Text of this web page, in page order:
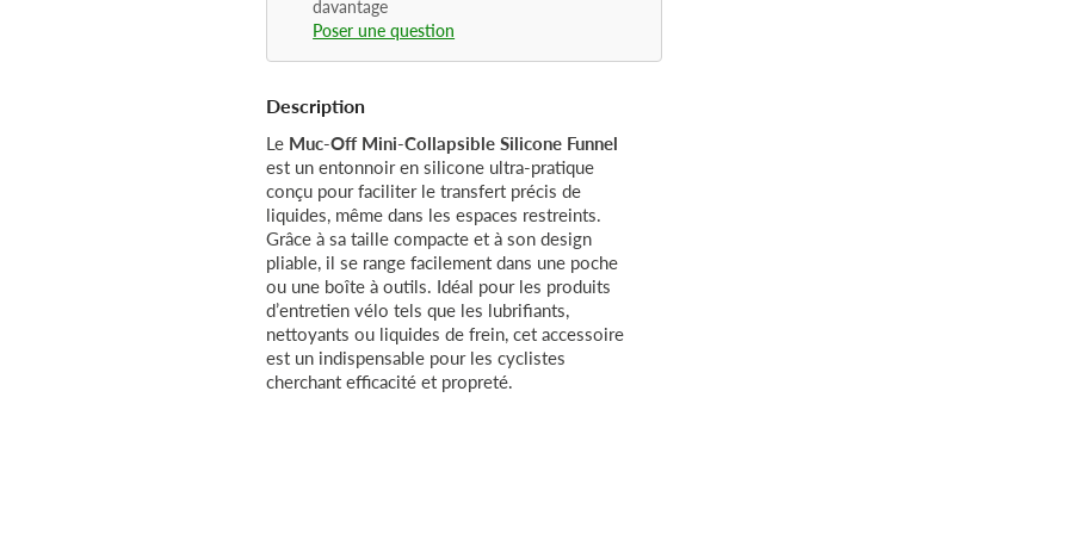
davantage
Poser une question
Description
Le Muc-Off Mini-Collapsible Silicone Funnel
est un entonnoir en silicone ultra-pratique
conçu pour faciliter le transfert précis de
liquides, même dans les espaces restreints.
Grâce à sa taille compacte et à son design
pliable, il se range facilement dans une poche
ou une boîte à outils. Idéal pour les produits
d’entretien vélo tels que les lubrifiants,
nettoyants ou liquides de frein, cet accessoire
est un indispensable pour les cyclistes
cherchant efficacité et propreté.